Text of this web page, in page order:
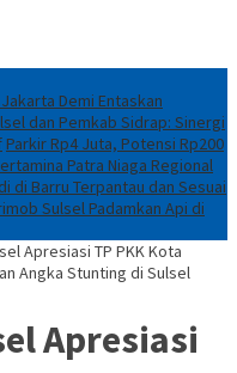
Demi Entaskan
dan Pemkab Sidrap: Sinergi
Parkir Rp4 Juta, Potensi Rp200
Patra Niaga Regional
di Barru Terpantau dan Sesuai
Sulsel Padamkan Api di
Apresiasi TP PKK Kota
Angka Stunting di Sulsel
Apresiasi